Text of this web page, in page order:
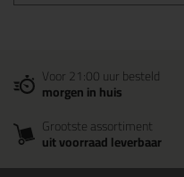
Voor 21:00 uur besteld
morgen in huis
Grootste assortiment
uit voorraad leverbaar